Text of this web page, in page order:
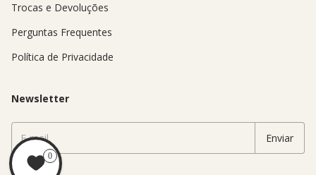
Trocas e Devoluções
Perguntas Frequentes
Política de Privacidade
Newsletter
0